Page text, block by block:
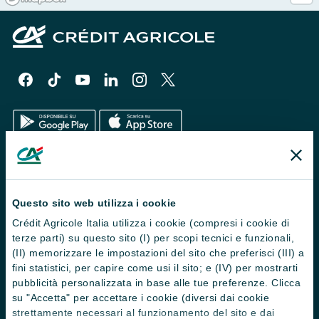
Questo sito web utilizza i cookie
Crédit Agricole Italia utilizza i cookie (compresi i cookie di
terze parti) su questo sito (I) per scopi tecnici e funzionali,
(II) memorizzare le impostazioni del sito che preferisci (III) a
fini statistici, per capire come usi il sito; e (IV) per mostrarti
pubblicità personalizzata in base alle tue preferenze. Clicca
su "Accetta" per accettare i cookie (diversi dai cookie
strettamente necessari al funzionamento del sito e dai
Trova filiali
Contattaci
Domande frequenti
Successioni
Servizi e pagamenti digitali